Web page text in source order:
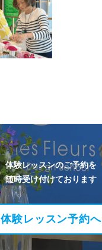
体験レッスンのご予約を
随時受け付けております
体験レッスン予約へ